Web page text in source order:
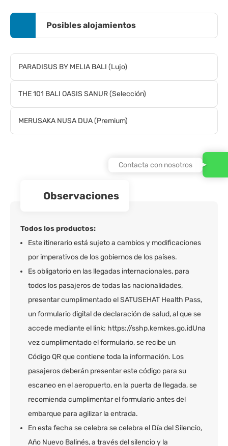
Posibles alojamientos
PARADISUS BY MELIA BALI (Lujo)
THE 101 BALI OASIS SANUR (Selección)
MERUSAKA NUSA DUA (Premium)
observaciones
Todos los productos:
Este itinerario está sujeto a cambios y modificaciones
por imperativos de los gobiernos de los países.
Es obligatorio en las llegadas internacionales, para
todos los pasajeros de todas las nacionalidades,
presentar cumplimentado el SATUSEHAT Health Pass,
un formulario digital de declaración de salud, al que se
accede mediante el link: https://sshp.kemkes.go.idUna
vez cumplimentado el formulario, se recibe un
Código QR que contiene toda la información. Los
pasajeros deberán presentar este código para su
escaneo en el aeropuerto, en la puerta de llegada, se
recomienda cumplimentar el formulario antes del
embarque para agilizar la entrada.
En esta fecha se celebra se celebra el Día del Silencio,
Año Nuevo Balinés, a través del silencio y la
Contacta con nosotros